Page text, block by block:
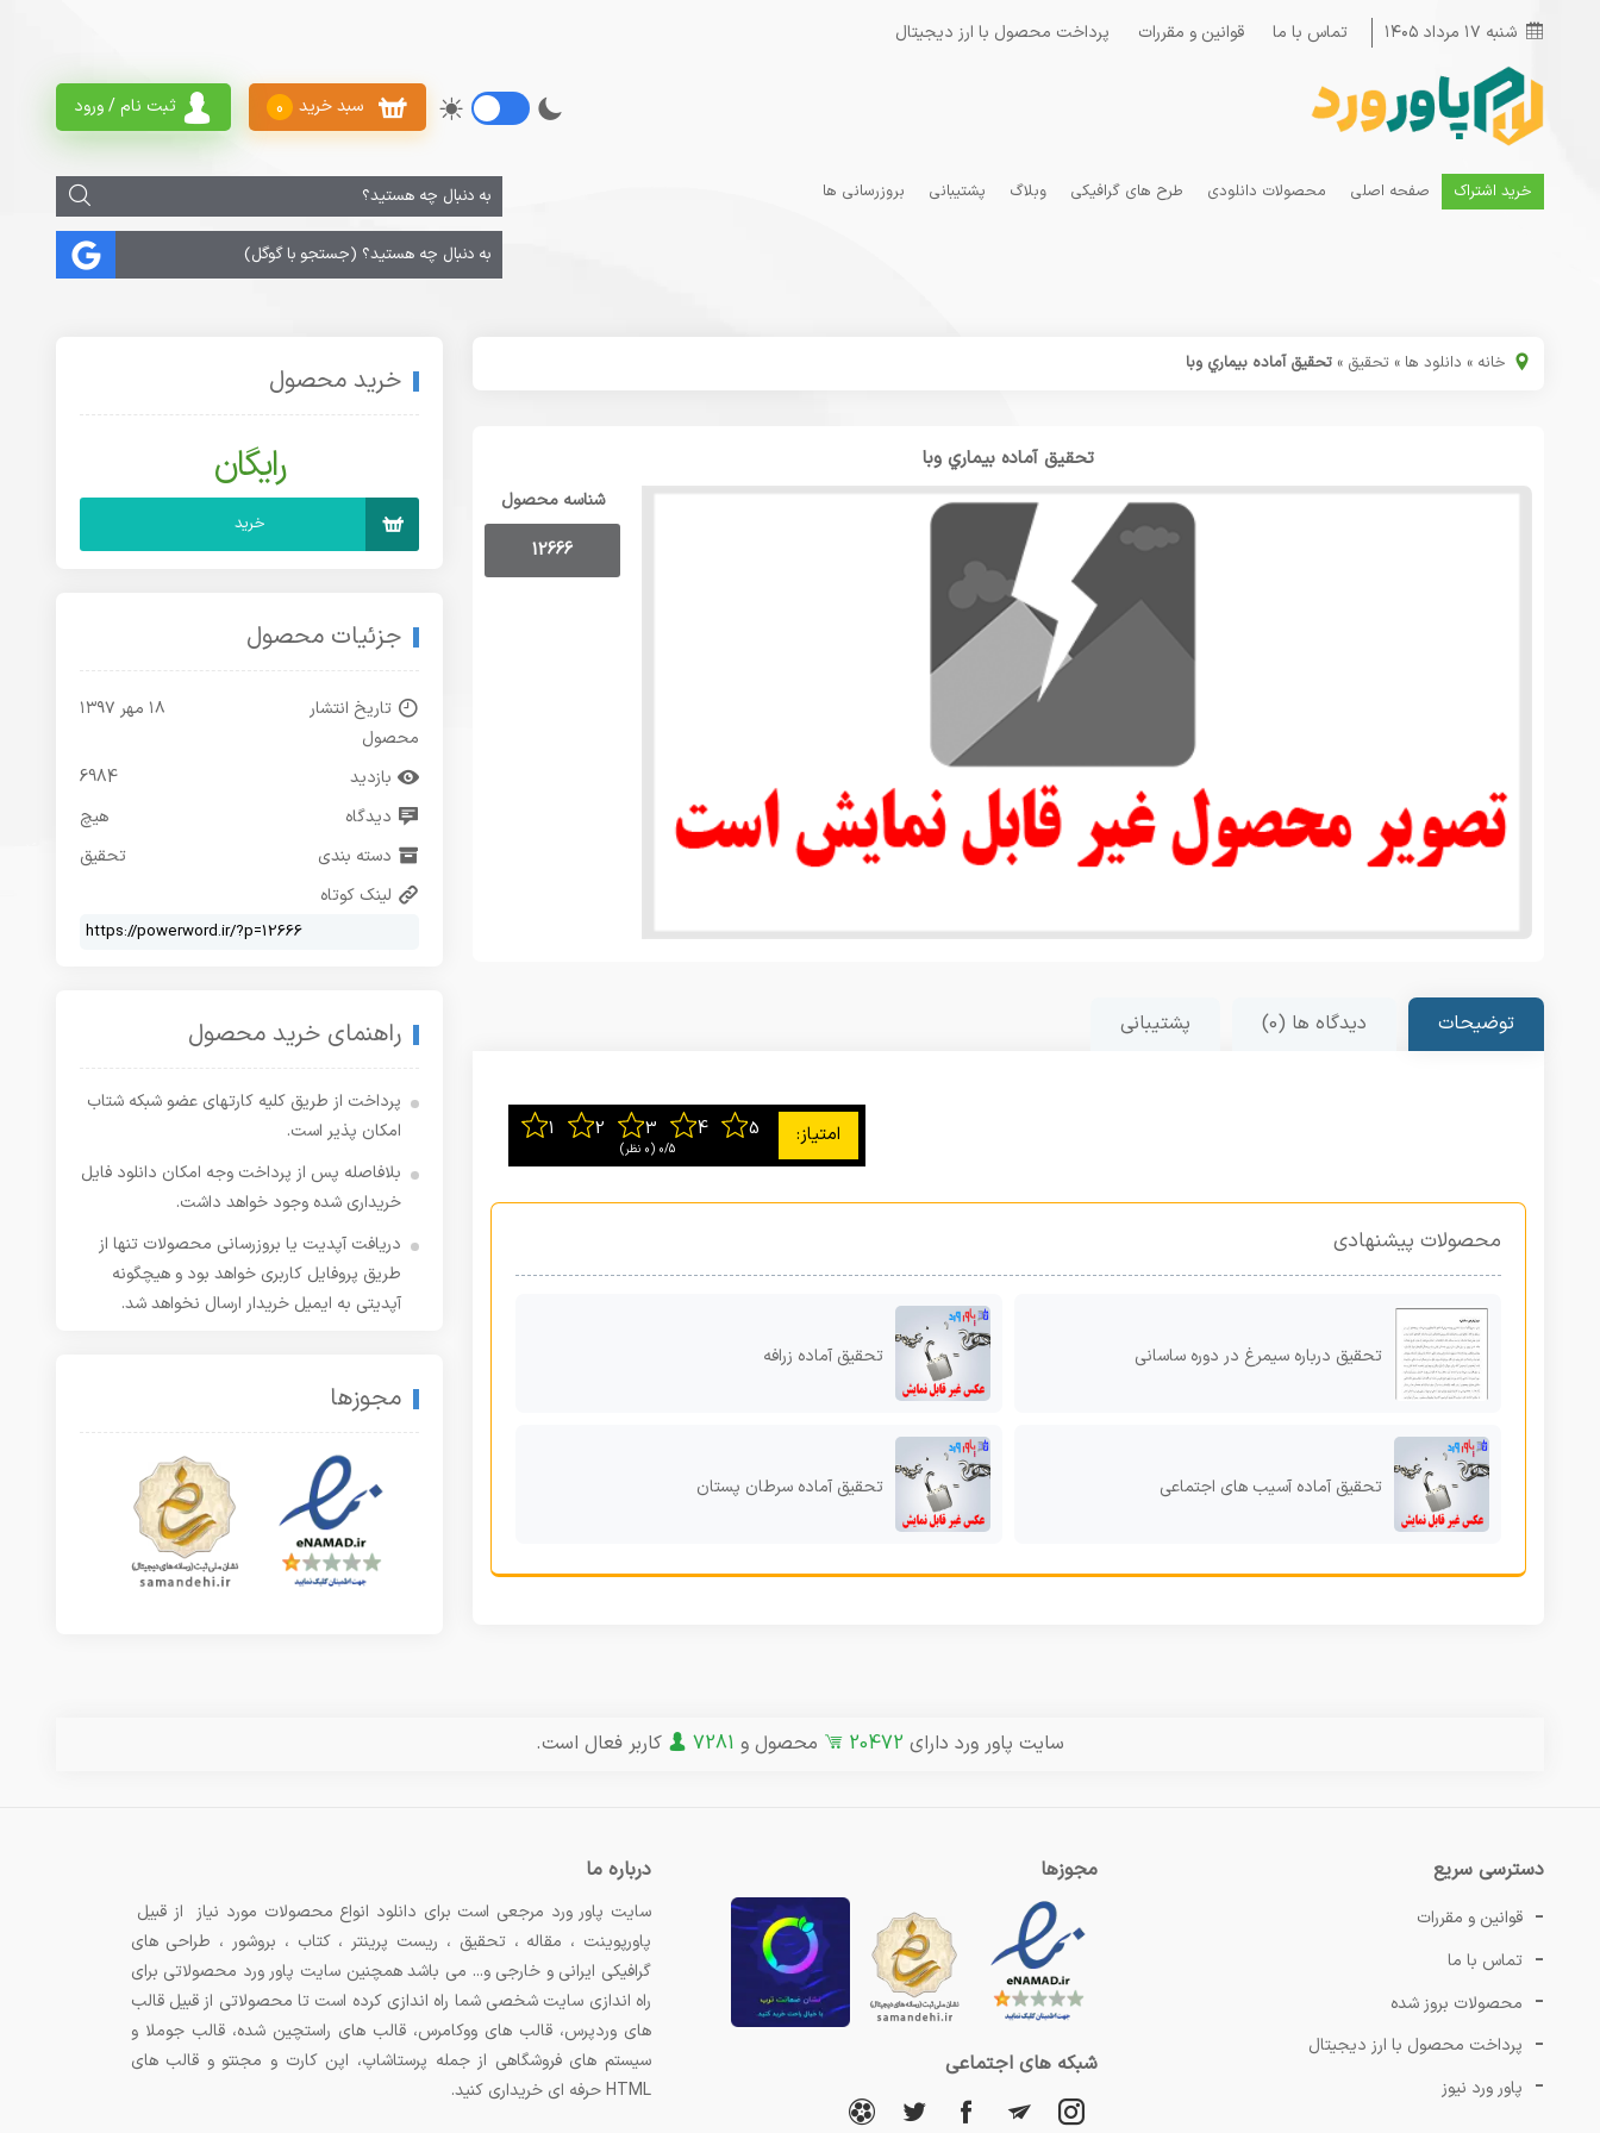
شنبه ۱۷ مرداد ۱۴۰۵ تماس با ما قوانین و مقررات پرداخت محصول با ارز دیجیتال
ثبت نام / ورود سبد خرید 0
خرید اشتراک صفحه اصلی محصولات دانلودی طرح های گرافیکی وبلاگ پشتیبانی بروزرسانی ها
خانه » دانلود ها » تحقیق » تحقیق آماده بیماري وبا
تحقیق آماده بیماري وبا
شناسه محصول
12666
توضیحات دیدگاه ها (0) پشتیبانی
0/5 ‫(0 نظر)
محصولات پیشنهادی
تحقیق درباره سیمرغ در دوره ساسانی تحقیق آماده زرافه
تحقیق آماده آسیب های اجتماعی تحقیق آماده سرطان پستان
خرید محصول
رایگان
خرید
جزئیات محصول
تاریخ انتشار
محصول
۱۸ مهر ۱۳۹۷
بازدید
6984
دیدگاه
هیچ
دسته بندی
تحقیق
لینک کوتاه
راهنمای خرید محصول
پرداخت از طریق کلیه کارتهای عضو شبکه شتاب
امکان پذیر است.
بلافاصله پس از پرداخت وجه امکان دانلود فایل
خریداری شده وجود خواهد داشت.
دریافت آپدیت یا بروزرسانی محصولات تنها از
طریق پروفایل کاربری خواهد بود و هیچگونه
آپدیتی به ایمیل خریدار ارسال نخواهد شد.
مجوزها
سایت پاور ورد دارای 20472 محصول و 7281 کاربر فعال است.
دسترسی سریع
قوانین و مقررات
تماس با ما
محصولات بروز شده
پرداخت محصول با ارز دیجیتال
پاور ورد نیوز
مجوزها
شبکه های اجتماعی
درباره ما
سایت پاور ورد مرجعی است برای دانلود انواع محصولات مورد نیاز از قبیل
پاورپوینت ، مقاله ، تحقیق ، ریست پرینتر ، کتاب ، بروشور ، طراحی های
گرافیکی ایرانی و خارجی و... می باشد همچنین سایت پاور ورد محصولاتی برای
راه اندازی سایت شخصی شما راه اندازی کرده است تا محصولاتی از قبیل قالب
های وردپرس، قالب های ووکامرس، قالب های راستچین شده، قالب جوملا و
سیستم های فروشگاهی از جمله پرستاشاپ، اپن کارت و مجنتو و قالب های
HTML حرفه ای خریداری کنید.